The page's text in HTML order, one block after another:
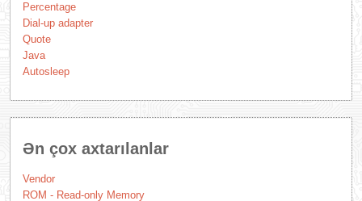
Percentage
Dial-up adapter
Quote
Java
Autosleep
Ən çox axtarılanlar
Vendor
ROM - Read-only Memory